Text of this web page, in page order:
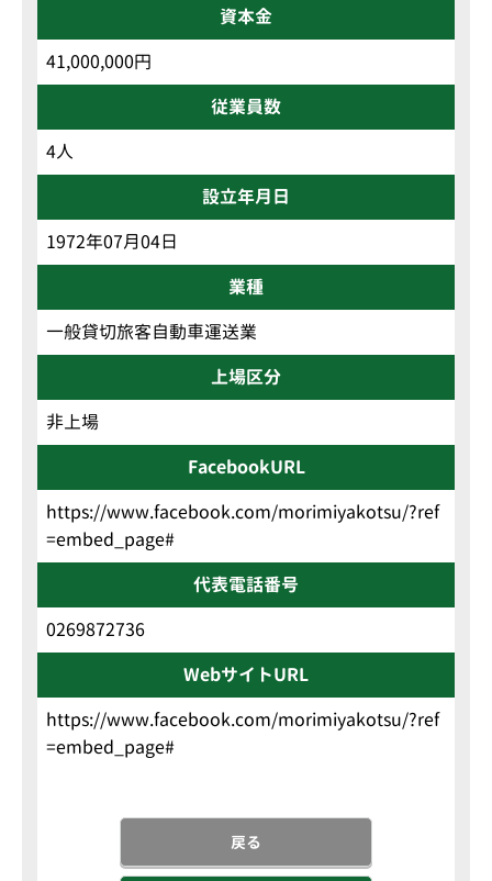
資本金
41,000,000円
従業員数
4人
設立年月日
1972年07月04日
業種
一般貸切旅客自動車運送業
上場区分
非上場
FacebookURL
https://www.facebook.com/morimiyakotsu/?ref
=embed_page#
代表電話番号
0269872736
WebサイトURL
https://www.facebook.com/morimiyakotsu/?ref
=embed_page#
戻る